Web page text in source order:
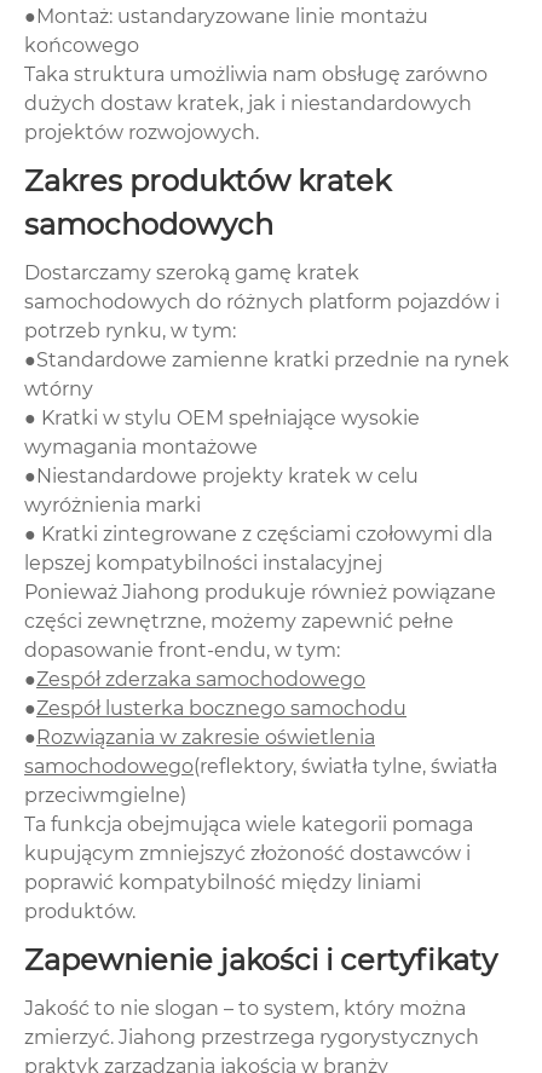
●Montaż: ustandaryzowane linie montażu
końcowego
Taka struktura umożliwia nam obsługę zarówno
dużych dostaw kratek, jak i niestandardowych
projektów rozwojowych.
Zakres produktów kratek
samochodowych
Dostarczamy szeroką gamę kratek
samochodowych do różnych platform pojazdów i
potrzeb rynku, w tym:
●Standardowe zamienne kratki przednie na rynek
wtórny
● Kratki w stylu OEM spełniające wysokie
wymagania montażowe
●Niestandardowe projekty kratek w celu
wyróżnienia marki
● Kratki zintegrowane z częściami czołowymi dla
lepszej kompatybilności instalacyjnej
Ponieważ Jiahong produkuje również powiązane
części zewnętrzne, możemy zapewnić pełne
dopasowanie front-endu, w tym:
●Zespół zderzaka samochodowego
●Zespół lusterka bocznego samochodu
●Rozwiązania w zakresie oświetlenia
samochodowego(reflektory, światła tylne, światła
przeciwmgielne)
Ta funkcja obejmująca wiele kategorii pomaga
kupującym zmniejszyć złożoność dostawców i
poprawić kompatybilność między liniami
produktów.
Zapewnienie jakości i certyfikaty
Jakość to nie slogan – to system, który można
zmierzyć. Jiahong przestrzega rygorystycznych
praktyk zarządzania jakością w branży